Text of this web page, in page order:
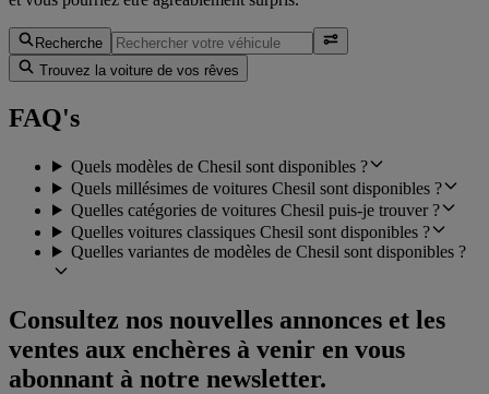
Recherche
Trouvez la voiture de vos rêves
FAQ's
Quels modèles de Chesil sont disponibles ?
Quels millésimes de voitures Chesil sont disponibles ?
Quelles catégories de voitures Chesil puis-je trouver ?
Quelles voitures classiques Chesil sont disponibles ?
Quelles variantes de modèles de Chesil sont disponibles ?
Consultez nos nouvelles annonces et les
ventes aux enchères à venir en vous
abonnant à notre newsletter.